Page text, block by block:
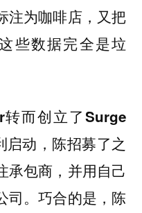
注为咖啡店，又把
些数据完全是垃
转而创立了Surge
启动，陈招募了之
承包商，并用自己
司。巧合的是，陈